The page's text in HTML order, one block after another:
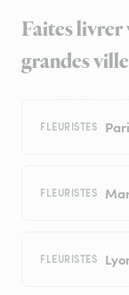
Faites livrer
grandes
FLEURISTES
FLEURISTES
FLEURISTES